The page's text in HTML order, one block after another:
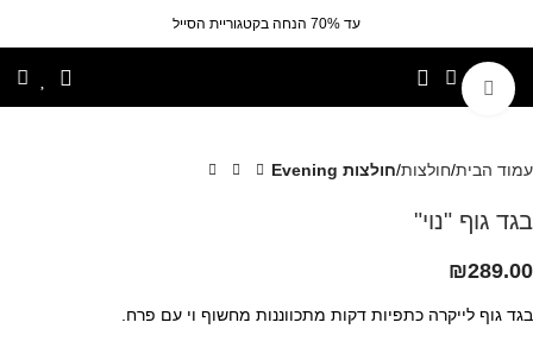
עד 70% הנחה בקטגוריית הסייל
לחצי להגדלה
עמוד הבית חולצות חולצות Evening
בגד גוף "נוי"
₪289.00
בגד גוף לייקרה כתפיות דקות מתכווננות מחשוף וי עם פרח.